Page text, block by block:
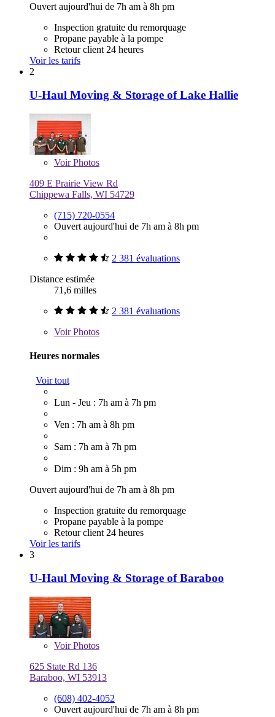
Ouvert aujourd'hui de 7h am à 8h pm
Inspection gratuite du remorquage
Propane payable à la pompe
Retour client 24 heures
Voir les tarifs
2
U-Haul Moving & Storage of Lake Hallie
VoirPhotos
409 E Prairie View Rd
Chippewa Falls, WI 54729
(715) 720-0554
Ouvert aujourd'hui de 7h am à 8h pm
2 381 évaluations
Distance estimée
71,6 milles
2 381 évaluations
VoirPhotos
Heures normales
Voir tout
Lun - Jeu : 7h am à 7h pm
Ven : 7h am à 8h pm
Sam : 7h am à 7h pm
Dim : 9h am à 5h pm
Ouvert aujourd'hui de 7h am à 8h pm
Inspection gratuite du remorquage
Propane payable à la pompe
Retour client 24 heures
Voir les tarifs
3
U-Haul Moving & Storage of Baraboo
VoirPhotos
625 State Rd 136
Baraboo, WI 53913
(608) 402-4052
Ouvert aujourd'hui de 7h am à 8h pm